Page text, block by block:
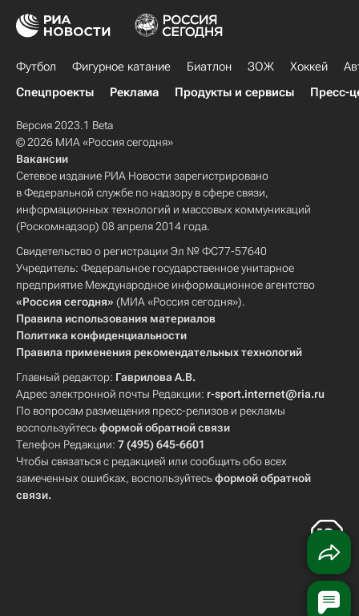
Футбол Фигурное катание Биатлон ЗОЖ Хоккей
Спецпроекты
Реклама Продукты и сервисы Пресс-
Версия 2023.1 Beta
© 2026 МИА «Россия сегодня»
Вакансии
Сетевое издание РИА Новости зарегистрировано
в Федеральной службе по надзору в сфере связи,
информационных технологий и массовых коммуникаций
(Роскомнадзор) 08 апреля 2014 года.
Свидетельство о регистрации Эл № ФС77-57640
Учредитель: Федеральное государственное унитарное
предприятие Международное информационное агентство
«Россия сегодня» (МИА «Россия сегодня»).
Правила использования материалов
Политика конфиденциальности
Правила применения рекомендательных технологий
Главный редактор: Гаврилова А.В.
Адрес электронной почты Редакции: r-sport.internet@ria.ru
По вопросам размещения пресс-релизов и рекламы
воспользуйтесьформой обратной связи
Телефон Редакции: 7 (495) 645-6601
Чтобы связаться с редакцией или сообщить обо всех
замеченных ошибках, воспользуйтесьформой обратной
связи.